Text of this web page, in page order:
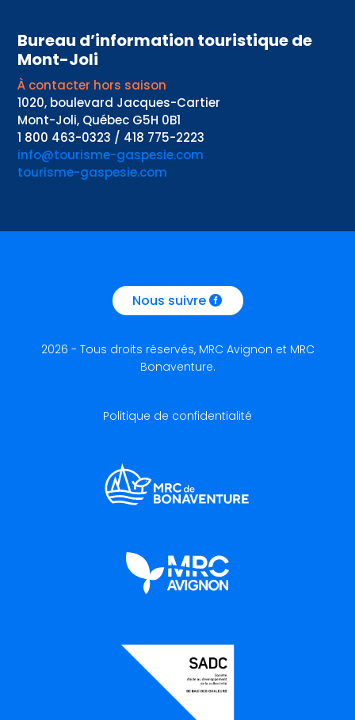
Bureau d’information touristique de
Mont-Joli
À contacter hors saison
1020, boulevard Jacques-Cartier
Mont-Joli, Québec G5H 0B1
1 800 463-0323 / 418 775-2223
info@tourisme-gaspesie.com
tourisme-gaspesie.com
Nous suivre
2026 - Tous droits réservés, MRC Avignon et MRC
Bonaventure.
Politique de confidentialité